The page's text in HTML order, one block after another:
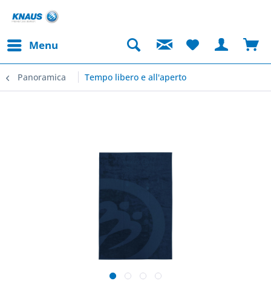
Menu
Panoramica Tempo libero e all'aperto